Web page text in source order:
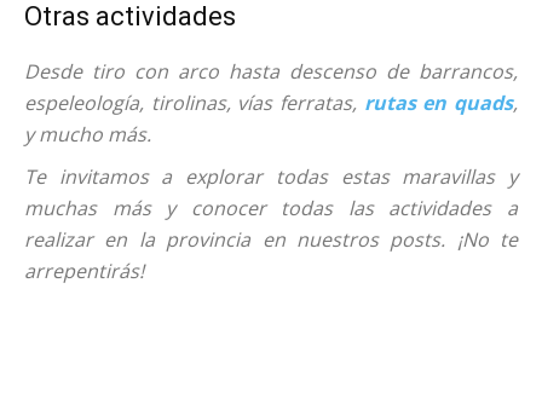
Otras actividades
Desde tiro con arco hasta descenso de barrancos,
espeleología, tirolinas, vías ferratas, rutas en quads,
y mucho más.
Te invitamos a explorar todas estas maravillas y
muchas más y conocer todas las actividades a
realizar en la provincia en nuestros posts. ¡No te
arrepentirás!